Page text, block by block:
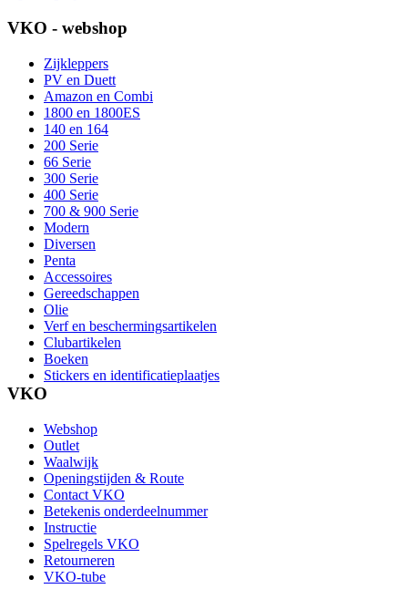
VKO - webshop
Zijkleppers
PV en Duett
Amazon en Combi
1800 en 1800ES
140 en 164
200 Serie
66 Serie
300 Serie
400 Serie
700 & 900 Serie
Modern
Diversen
Penta
Accessoires
Gereedschappen
Olie
Verf en beschermingsartikelen
Clubartikelen
Boeken
Stickers en identificatieplaatjes
VKO
Webshop
Outlet
Waalwijk
Openingstijden & Route
Contact VKO
Betekenis onderdeelnummer
Instructie
Spelregels VKO
Retourneren
VKO-tube